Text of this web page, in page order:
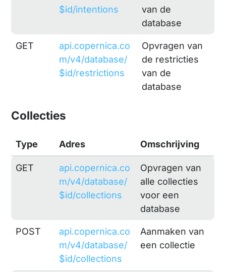
$id/intentions
van de
database
GET
api.copernica.co
m/v4/database/
$id/restrictions
Opvragen van
de restricties
van de
database
Collecties
Type Adres Omschrijving
GET
api.copernica.co
m/v4/database/
$id/collections
Opvragen van
alle collecties
voor een
database
POST
api.copernica.co
m/v4/database/
$id/collections
Aanmaken van
een collectie